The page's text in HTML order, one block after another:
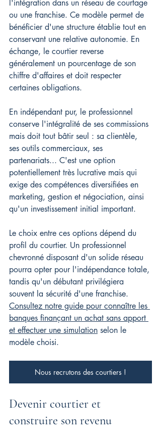
l'intégration dans un réseau de courtage
ou une franchise. Ce modèle permet de
bénéficier d'une structure établie tout en
conservant une relative autonomie. En
échange, le courtier reverse
généralement un pourcentage de son
chiffre d'affaires et doit respecter
certaines obligations.
En indépendant pur, le professionnel
conserve l'intégralité de ses commissions
mais doit tout bâtir seul : sa clientèle,
ses outils commerciaux, ses
partenariats... C'est une option
potentiellement très lucrative mais qui
exige des compétences diversifiées en
marketing, gestion et négociation, ainsi
qu'un investissement initial important.
Le choix entre ces options dépend du
profil du courtier. Un professionnel
chevronné disposant d'un solide réseau
pourra opter pour l'indépendance totale,
tandis qu'un débutant privilégiera
souvent la sécurité d'une franchise.
Consultez notre guide pour connaître les
banques finançant un achat sans apport
et effectuer une simulation selon le
modèle choisi.
Nous recrutons des courtiers !
Devenir courtier et
construire son revenu